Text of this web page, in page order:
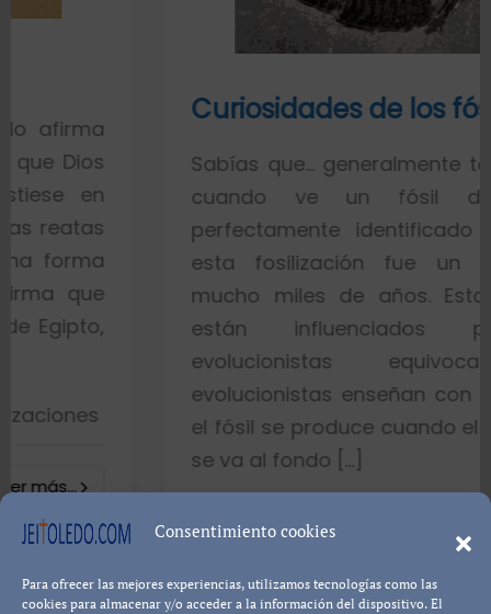
Consentimiento cookies
Para ofrecer las mejores experiencias, utilizamos tecnologías como las
cookies para almacenar y/o acceder a la información del dispositivo. El
Curiosidades de los fósiles
Sabías que… generalmente toda la
cuando ve un fósil de un
perfectamente identificado piensa
esta fosilización fue un proceso
mucho miles de años. Esto es
están influenciados por
evolucionistas equivocadas.
evolucionistas enseñan con gráficos
el fósil se produce cuando el pez muere
se va al fondo […]
Pablo Blanco Leer más...